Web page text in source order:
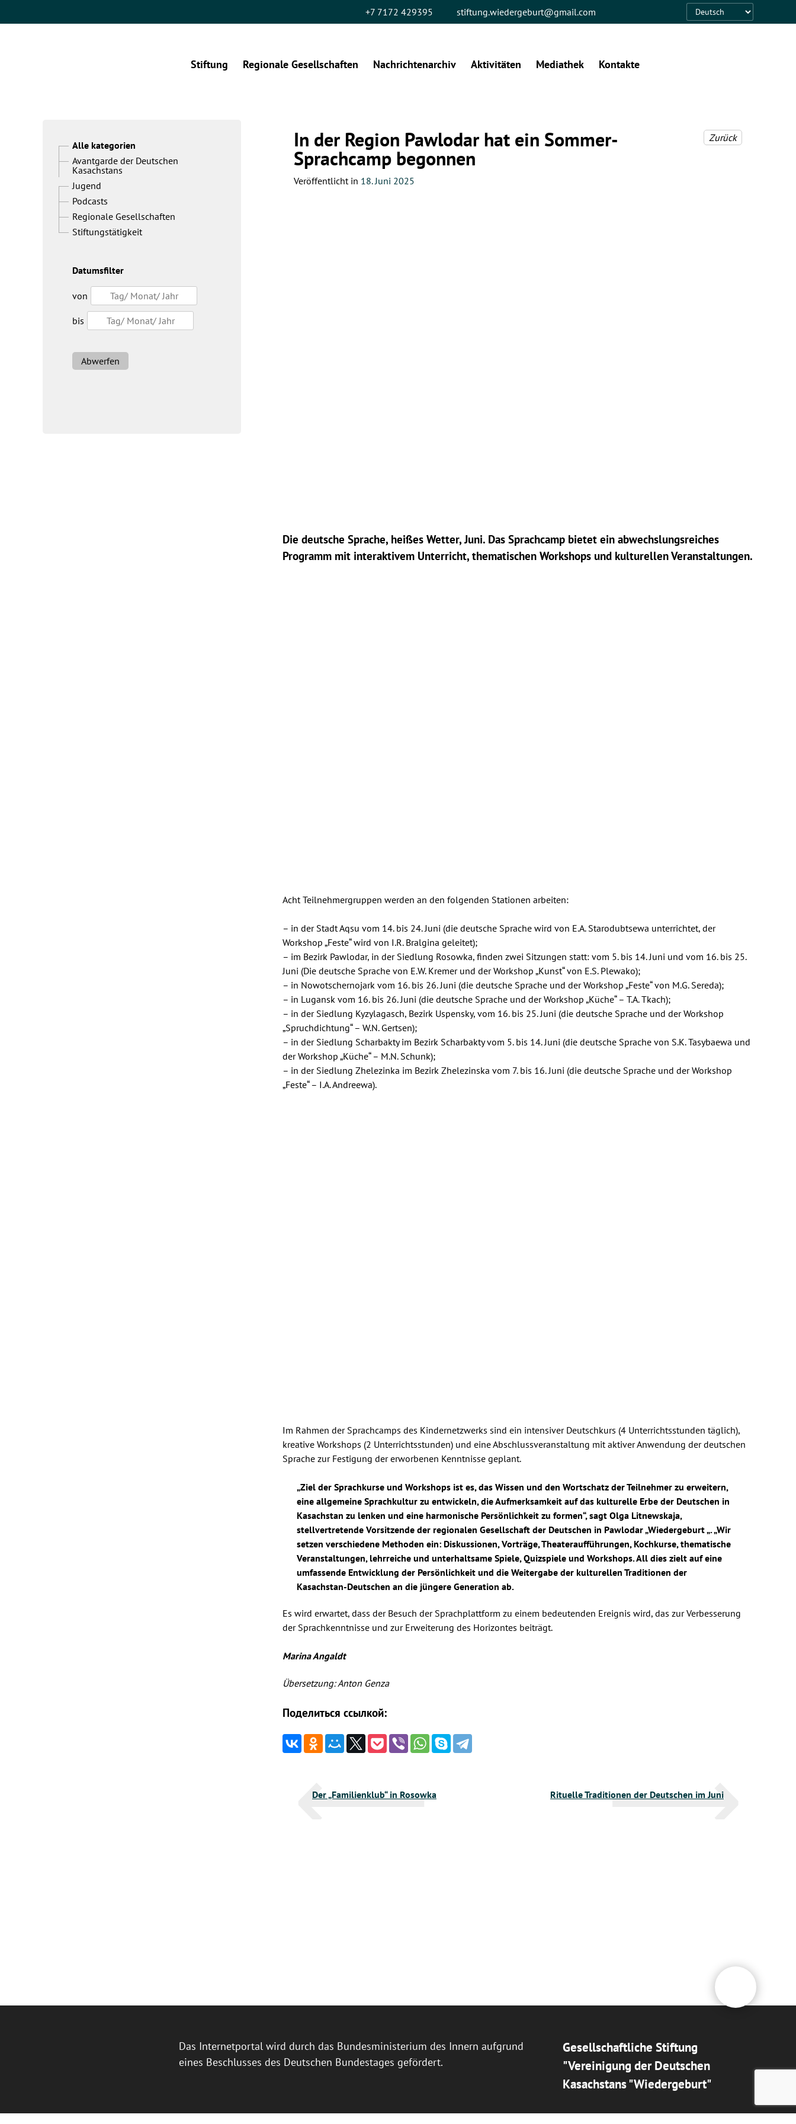
+7 7172 429395 stiftung.wiedergeburt@gmail.com
Language
Stiftung Regionale Gesellschaften Nachrichtenarchiv Aktivitäten Mediathek Kontakte
In der Region Pawlodar hat ein Sommer-
Sprachcamp begonnen
Zurück
Veröffentlicht in 18. Juni 2025
Die deutsche Sprache, heißes Wetter, Juni. Das Sprachcamp bietet ein abwechslungsreiches
Programm mit interaktivem Unterricht, thematischen Workshops und kulturellen Veranstaltungen.
Acht Teilnehmergruppen werden an den folgenden Stationen arbeiten:
– in der Stadt Aqsu vom 14. bis 24. Juni (die deutsche Sprache wird von E.A. Starodubtsewa unterrichtet, der
Workshop „Feste“ wird von I.R. Bralgina geleitet);
– im Bezirk Pawlodar, in der Siedlung Rosowka, finden zwei Sitzungen statt: vom 5. bis 14. Juni und vom 16. bis 25.
Juni (Die deutsche Sprache von E.W. Kremer und der Workshop „Kunst“ von E.S. Plewako);
– in Nowotschernojark vom 16. bis 26. Juni (die deutsche Sprache und der Workshop „Feste“ von M.G. Sereda);
– in Lugansk vom 16. bis 26. Juni (die deutsche Sprache und der Workshop „Küche“ – T.A. Tkach);
– in der Siedlung Kyzylagasch, Bezirk Uspensky, vom 16. bis 25. Juni (die deutsche Sprache und der Workshop
„Spruchdichtung“ – W.N. Gertsen);
– in der Siedlung Scharbakty im Bezirk Scharbakty vom 5. bis 14. Juni (die deutsche Sprache von S.K. Tasybaewa und
der Workshop „Küche“ – M.N. Schunk);
– in der Siedlung Zhelezinka im Bezirk Zhelezinska vom 7. bis 16. Juni (die deutsche Sprache und der Workshop
„Feste“ – I.A. Andreewa).
Im Rahmen der Sprachcamps des Kindernetzwerks sind ein intensiver Deutschkurs (4 Unterrichtsstunden täglich),
kreative Workshops (2 Unterrichtsstunden) und eine Abschlussveranstaltung mit aktiver Anwendung der deutschen
Sprache zur Festigung der erworbenen Kenntnisse geplant.
„Ziel der Sprachkurse und Workshops ist es, das Wissen und den Wortschatz der Teilnehmer zu erweitern,
eine allgemeine Sprachkultur zu entwickeln, die Aufmerksamkeit auf das kulturelle Erbe der Deutschen in
Kasachstan zu lenken und eine harmonische Persönlichkeit zu formen“, sagt Olga Litnewskaja,
stellvertretende Vorsitzende der regionalen Gesellschaft der Deutschen in Pawlodar „Wiedergeburt „. „Wir
setzen verschiedene Methoden ein: Diskussionen, Vorträge, Theateraufführungen, Kochkurse, thematische
Veranstaltungen, lehrreiche und unterhaltsame Spiele, Quizspiele und Workshops. All dies zielt auf eine
umfassende Entwicklung der Persönlichkeit und die Weitergabe der kulturellen Traditionen der
Kasachstan-Deutschen an die jüngere Generation ab.
Es wird erwartet, dass der Besuch der Sprachplattform zu einem bedeutenden Ereignis wird, das zur Verbesserung
der Sprachkenntnisse und zur Erweiterung des Horizontes beiträgt.
Marina Angaldt
Übersetzung: Anton Genza
Поделиться ссылкой:
Der „Familienklub“ in Rosowka Rituelle Traditionen der Deutschen im Juni
Alle kategorien
Avantgarde der Deutschen
Kasachstans
Jugend
Podcasts
Regionale Gesellschaften
Stiftungstätigkeit
Datumsfilter
von
bis
Abwerfen
Das Internetportal wird durch das Bundesministerium des Innern aufgrund
eines Beschlusses des Deutschen Bundestages gefördert.
Gesellschaftliche Stiftung
"Vereinigung der Deutschen
Kasachstans "Wiedergeburt"